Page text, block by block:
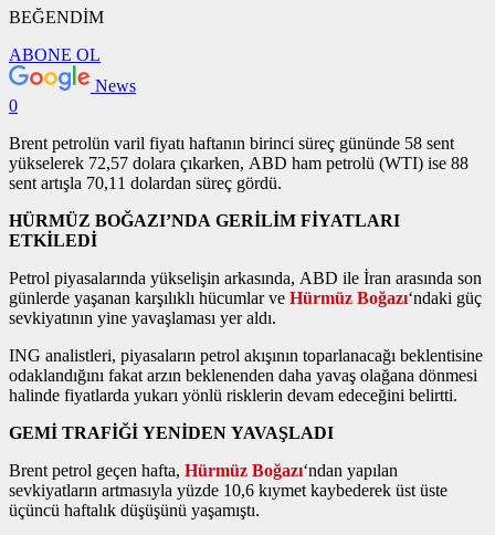
BEĞENDİM
ABONE OL
News
0
Brent petrolün varil fiyatı haftanın birinci süreç gününde 58 sent
yükselerek 72,57 dolara çıkarken, ABD ham petrolü (WTI) ise 88
sent artışla 70,11 dolardan süreç gördü.
HÜRMÜZ BOĞAZI’NDA GERİLİM FİYATLARI
ETKİLEDİ
Petrol piyasalarında yükselişin arkasında, ABD ile İran arasında son
günlerde yaşanan karşılıklı hücumlar ve Hürmüz Boğazı‘ndaki güç
sevkiyatının yine yavaşlaması yer aldı.
ING analistleri, piyasaların petrol akışının toparlanacağı beklentisine
odaklandığını fakat arzın beklenenden daha yavaş olağana dönmesi
halinde fiyatlarda yukarı yönlü risklerin devam edeceğini belirtti.
GEMİ TRAFİĞİ YENİDEN YAVAŞLADI
Brent petrol geçen hafta, Hürmüz Boğazı‘ndan yapılan
sevkiyatların artmasıyla yüzde 10,6 kıymet kaybederek üst üste
üçüncü haftalık düşüşünü yaşamıştı.